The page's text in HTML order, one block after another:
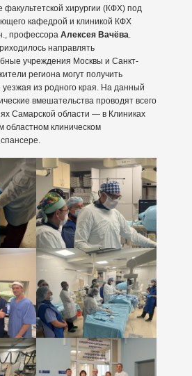
факультетской хирургии (КФХ) под
кафедрой и клиникой КФХ
профессора Алексея Вачёва.
направлять
учреждения Москвы и Санкт-
региона могут получить
из родного края. На данный
вмешательства проводят всего
Самарской области — в Клиниках
клиническом